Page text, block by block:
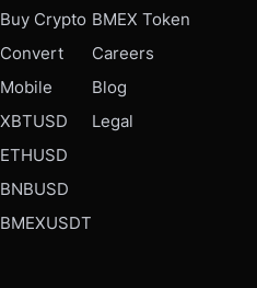
Buy Crypto
Convert
Mobile
XBTUSD
ETHUSD
BNBUSD
BMEXUSDT
BMEX Token
Careers
Blog
Legal